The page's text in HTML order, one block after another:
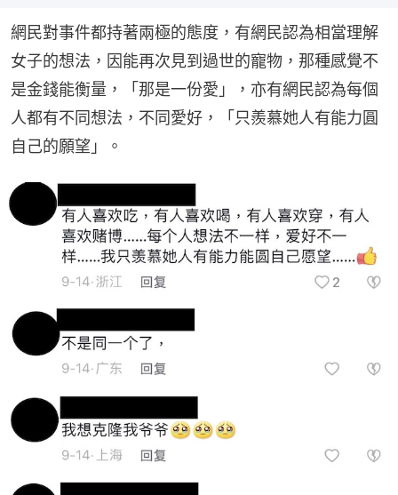
網民對事件都持著兩極的態度，有網民認為相當理解
女子的想法，因能再次見到過世的寵物，那種感覺不
是金錢能衡量，「那是一份愛」，亦有網民認為每個
人都有不同想法，不同愛好，「只羨慕她人有能力圓
自己的願望」。